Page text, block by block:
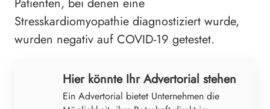
Stresskardiomyopathie diagnostiziert wurde,
wurden negativ auf COVID-19 getestet.
Hier könnte Ihr Advertorial stehen
Ein Advertorial bietet Unternehmen die